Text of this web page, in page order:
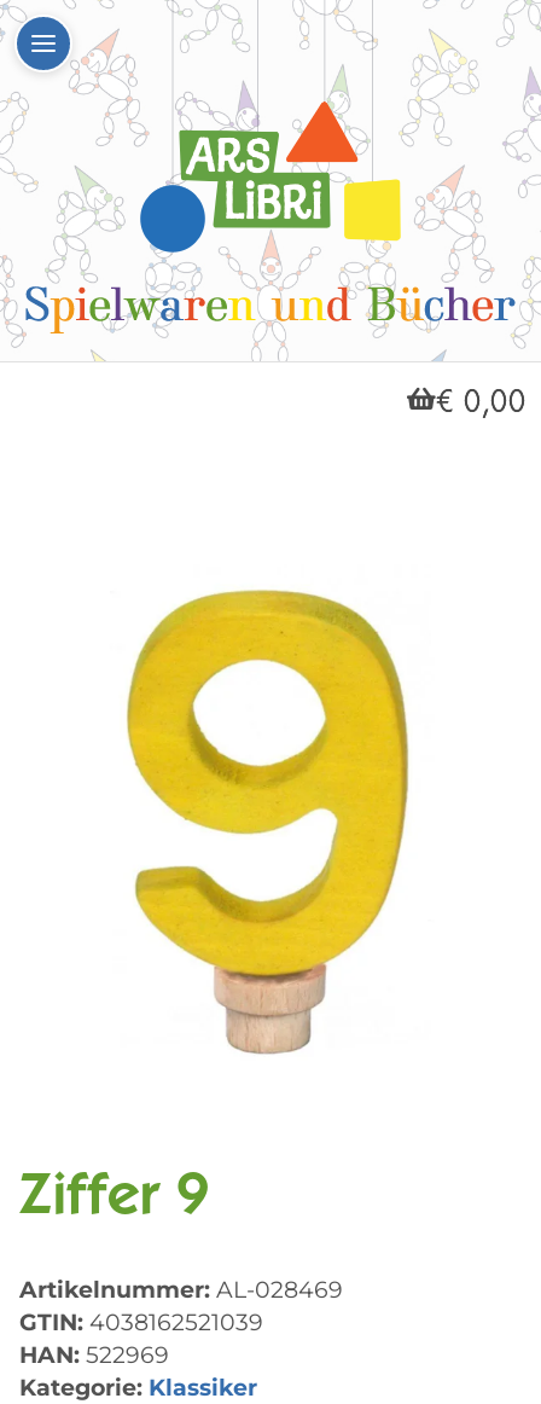
€ 0,00
Ziffer 9
Artikelnummer: AL-028469
GTIN: 4038162521039
HAN: 522969
Kategorie: Klassiker